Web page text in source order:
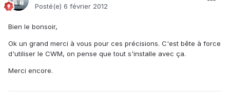
Posté(e) 6 février 2012
Bien le bonsoir,
Ok un grand merci à vous pour ces précisions. C'est bête à force
d'utiliser le CWM, on pense que tout s'installe avec ça.
Merci encore.